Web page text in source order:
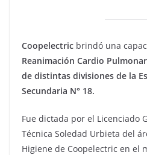
Coopelectric brindó una
Reanimación Cardio Pulmonar
de distintas divisiones de la
Secundaria N° 18.
Fue dictada por el Licenciado
Técnica Soledad Urbieta del
Higiene de Coopelectric en el